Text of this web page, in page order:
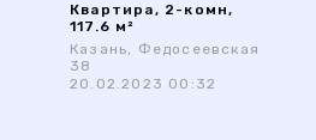
Квартира, 2-комн,
117.6 м²
Казань, Федосеевская
38
20.02.2023 00:32